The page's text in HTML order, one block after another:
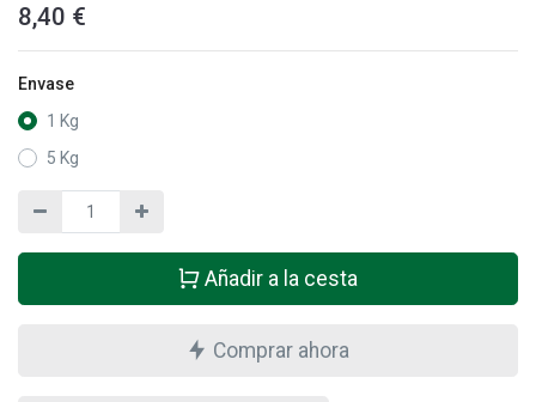
8,40 €
Envase
1 Kg
5 Kg
Añadir a la cesta
Comprar ahora